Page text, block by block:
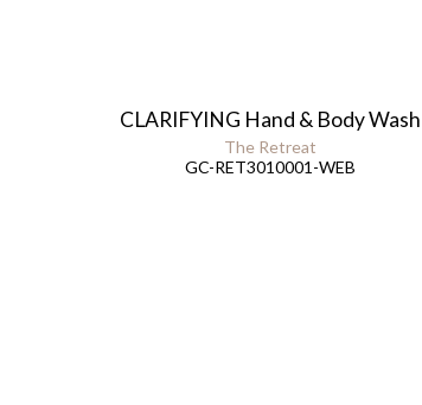
CLARIFYING Hand & Body Wash
The Retreat
GC-RET3010001-WEB